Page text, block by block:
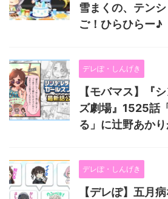
雪まくの、テン
ご！ひらひらー♪
デレぽ・しんげき
【モバマス】『
ズ劇場』1525話
る」に辻野あかり
デレぽ・しんげき
【デレぽ】五月